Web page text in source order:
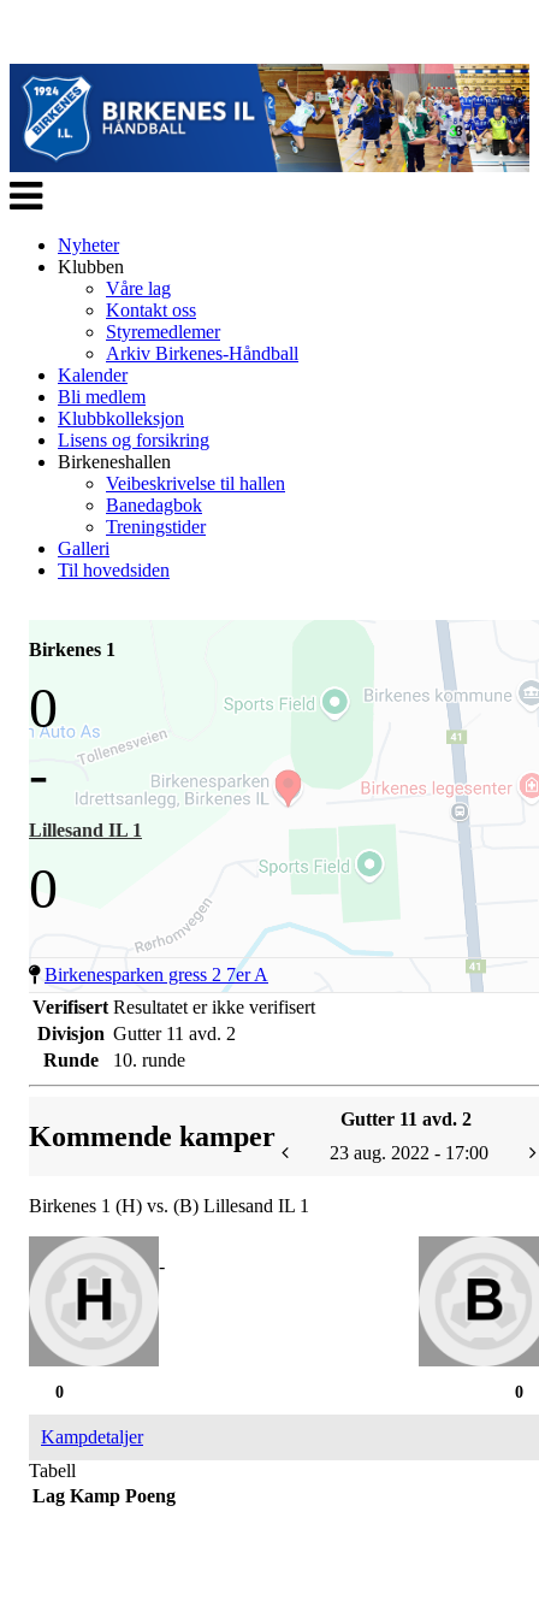
Veksle
navigasjon
Nyheter
Klubben
Våre lag
Kontakt oss
Styremedlemer
Arkiv Birkenes-Håndball
Kalender
Bli medlem
Klubbkolleksjon
Lisens og forsikring
Birkeneshallen
Veibeskrivelse til hallen
Banedagbok
Treningstider
Galleri
Til hovedsiden
Birkenes 1
0
-
Lillesand IL 1
0
Birkenesparken gress 2 7er A
Verifisert Resultatet er ikke verifisert
Divisjon Gutter 11 avd. 2
Runde
10. runde
Kommende kamper
Gutter 11 avd. 2
23 aug. 2022 - 17:00
Birkenes 1 (H) vs. (B) Lillesand IL 1
-
0
0
Kampdetaljer
Tabell
Lag Kamp Poeng